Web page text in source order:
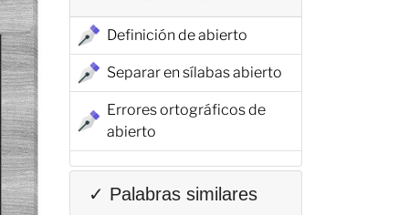
Definición de abierto
Separar en sílabas abierto
Errores ortográficos de
abierto
✓ Palabras similares